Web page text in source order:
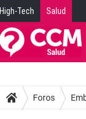
High-Tech Salud
Foros